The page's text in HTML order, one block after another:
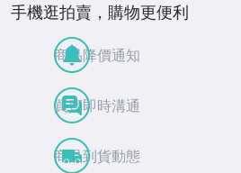
手機逛拍賣，購物更便利
商品降價通知
買賣即時溝通
商品到貨動態